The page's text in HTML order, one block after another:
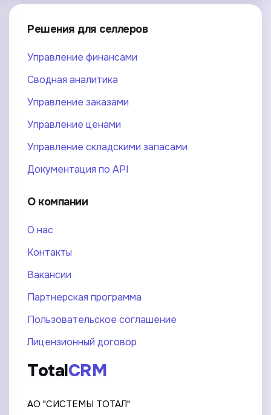
Решения для селлеров
Управление финансами
Сводная аналитика
Управление заказами
Управление ценами
Управление складскими запасами
Документация по API
О компании
О нас
Контакты
Вакансии
Партнерская программа
Пользовательское соглашение
Лицензионный договор
TotalCRM
АО "СИСТЕМЫ ТОТАЛ"